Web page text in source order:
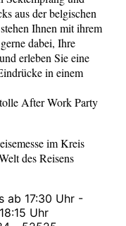
aus der belgischen
Ihnen mit ihrem
dabei, Ihre
erleben Sie eine
in einem
After Work Party
im Kreis
des Reisens
ab 17:30 Uhr -
Uhr